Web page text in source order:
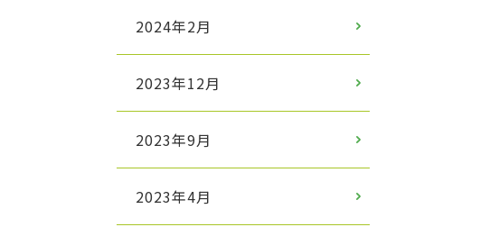
2024年2月
2023年12月
2023年9月
2023年4月